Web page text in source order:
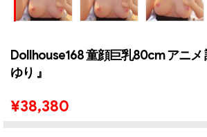
Dollhouse168 童顔巨乳80cm アニメ
ゆり 』
¥38,380